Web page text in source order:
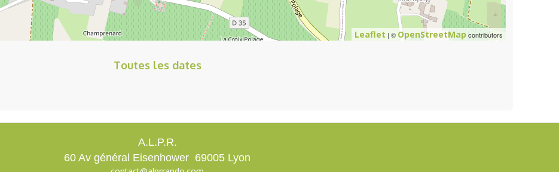
Leaflet | © OpenStreetMap contributors
Toutes les dates
A.L.P.R.
60 Av général Eisenhower 69005 Lyon